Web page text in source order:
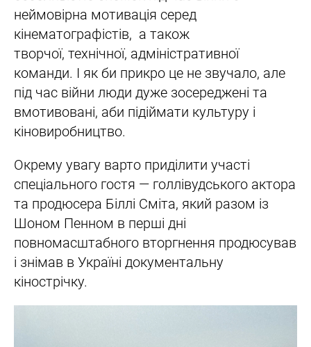
неймовірна мотивація серед
кінематографістів, а також
творчої, технічної, адміністративної
команди. І як би прикро це не звучало, але
під час війни люди дуже зосереджені та
вмотивовані, аби підіймати культуру і
кіновиробництво.
Окрему увагу варто приділити участі
спеціального гостя — голлівудського актора
та продюсера Біллі Сміта, який разом із
Шоном Пенном в перші дні
повномасштабного вторгнення продюсував
і знімав в Україні документальну
кінострічку.